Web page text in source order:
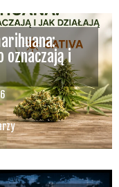
oznaczają i